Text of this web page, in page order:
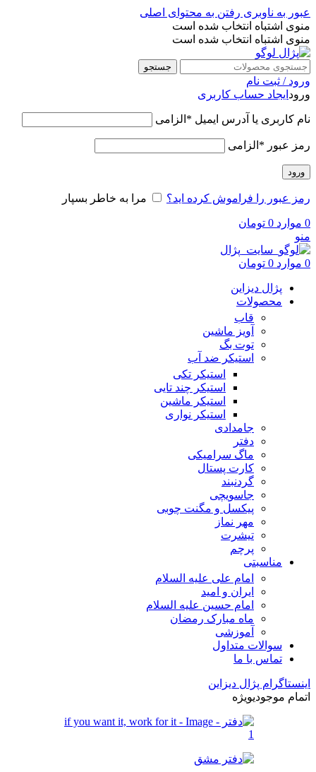
عبور به ناوبری رفتن به محتوای اصلی
منوی اشتباه انتخاب شده است
منوی اشتباه انتخاب شده است
جستجو
ورود / ثبت نام
ورود ایجاد حساب کاربری
نام کاربری یا آدرس ایمیل * الزامی
رمز عبور * الزامی
ورود
رمز عبور را فراموش کرده اید؟ مرا به خاطر بسپار
0 موارد 0 تومان
منو
0 موارد 0 تومان
پژال دیزاین
محصولات
قاب
آویز ماشین
توت بگ
استیکر ضد آب
استیکر تکی
استیکر چند تایی
استیکر ماشین
استیکر نواری
جامدادی
دفتر
ماگ سرامیکی
کارت پستال
گردنبند
جاسویچی
پیکسل و مگنت چوبی
مهر نماز
تیشرت
پرچم
مناسبتی
امام علی علیه السلام
ایران و امید
امام حسین علیه السلام
ماه مبارک رمضان
آموزشی
سوالات متداول
تماس با ما
اینستاگرام پژال دیزاین
اتمام موجودیویژه